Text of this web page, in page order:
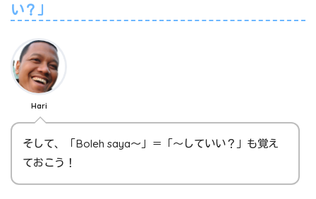
い？」
Hari
そして、「Boleh saya～」＝「～していい？」も覚え
ておこう！